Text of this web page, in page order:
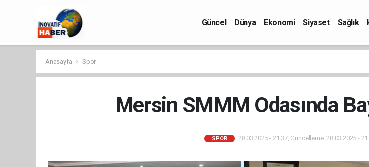
Güncel Dünya Ekonomi Siyaset Sağlık
Anasayfa Spor
Mersin SMMM Odasında
SPOR 28.03.2025 - 21:37, Güncelleme: 28.03.2025 -